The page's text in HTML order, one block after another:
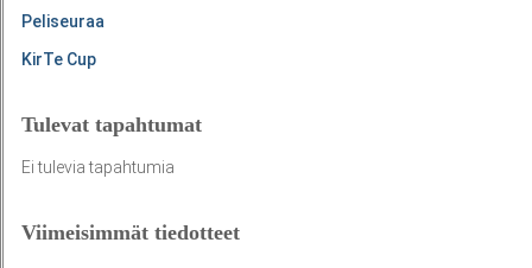
Peliseuraa
KirTe Cup
Tulevat tapahtumat
Ei tulevia tapahtumia
Viimeisimmät tiedotteet